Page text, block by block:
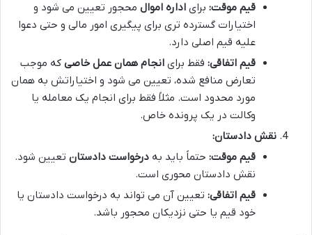
قیم موقت: برای اداره اموال محجور تعیین می شود و
اختیارات گسترده تری برای پیگیری امور مالی و حتی دعوا
علیه قیم اصلی دارد.
قیم اتفاقی: فقط برای انجام همان عمل خاصی که موجب
تعارض منافع شده، تعیین می شود و اختیاراتش به همان
مورد محدود است. مثلاً فقط برای انجام یک معامله یا
وکالت در یک پرونده خاص.
نقش دادستان:
قیم موقت: حتماً باید به درخواست دادستان تعیین شود.
نقش دادستان محوری است.
قیم اتفاقی: تعیین آن می تواند به درخواست دادستان یا
خود قیم یا حتی نزدیکان محجور باشد.